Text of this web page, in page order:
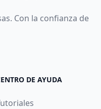
Con la confianza de
DE AYUDA